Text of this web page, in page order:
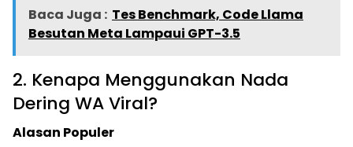
Baca Juga : Tes Benchmark, Code Llama
Besutan Meta Lampaui GPT-3.5
2. Kenapa Menggunakan Nada
Dering WA Viral?
Alasan Populer